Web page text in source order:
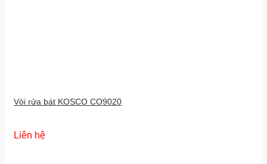
Vòi rửa bát KOSCO CO9020
Liên hệ